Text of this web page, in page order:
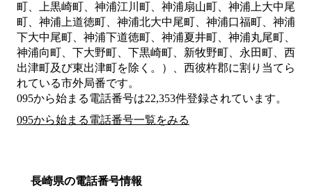
町、上黒崎町、神浦江川町、神浦扇山町、神浦上大中尾
町、神浦上道徳町、神浦北大中尾町、神浦口福町、神浦
下大中尾町、神浦下道徳町、神浦夏井町、神浦丸尾町、
神浦向町、下大野町、下黒崎町、新牧野町、永田町、西
出津町及び東出津町を除く。）、西彼杵郡に割り当てら
れている市外局番です。
095から始まる電話番号は22,353件登録されています。
095から始まる電話番号一覧をみる
長崎県の電話番号情報